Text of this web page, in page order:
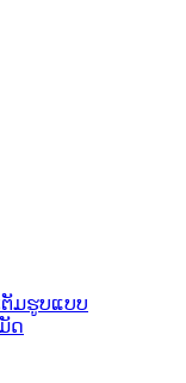
ມຮູບແບບ
ດ